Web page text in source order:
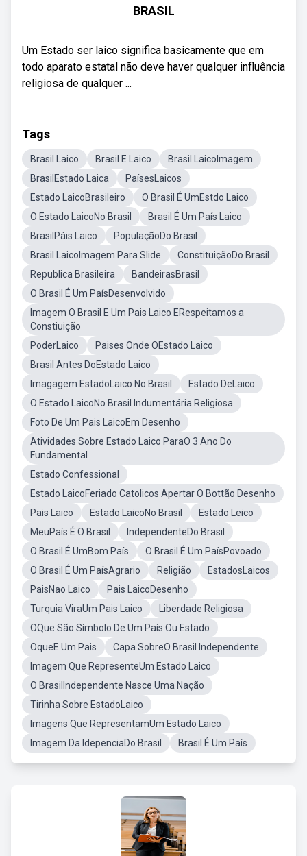
BRASIL
Um Estado ser laico significa basicamente que em
todo aparato estatal não deve haver qualquer influência
religiosa de qualquer ...
Tags
Brasil Laico Brasil E Laico
Brasil LaicoImagem
BrasilEstado Laica
PaísesLaicos
Estado LaicoBrasileiro
O Brasil É UmEstdo Laico
O Estado LaicoNo Brasil
Brasil É Um País Laico
BrasilPáis Laico
PopulaçãoDo Brasil
Brasil LaicoImagem Para Slide
ConstituiçãoDo Brasil
Republica Brasileira
BandeirasBrasil
O Brasil É Um PaísDesenvolvido
Imagem O Brasil E Um Pais Laico ERespeitamos a
Constiuição
PoderLaico
Paises Onde OEstado Laico
Brasil Antes DoEstado Laico
Imagagem EstadoLaico No Brasil
Estado DeLaico
O Estado LaicoNo Brasil Indumentária Religiosa
Foto De Um Pais LaicoEm Desenho
Atividades Sobre Estado Laico ParaO 3 Ano Do
Fundamental
Estado Confessional
Estado LaicoFeriado Catolicos Apertar O Bottão Desenho
Pais Laico
Estado LaicoNo Brasil
Estado Leico
MeuPaís É O Brasil
IndependenteDo Brasil
O Brasil É UmBom País
O Brasil É Um PaísPovoado
O Brasil É Um PaísAgrario
Religião
EstadosLaicos
PaisNao Laico
Pais LaicoDesenho
Turquia ViraUm Pais Laico
Liberdade Religiosa
OQue São Símbolo De Um País Ou Estado
OqueE Um Pais
Capa SobreO Brasil Independente
Imagem Que RepresenteUm Estado Laico
O BrasilIndependente Nasce Uma Nação
Tirinha Sobre EstadoLaico
Imagens Que RepresentamUm Estado Laico
Imagem Da IdepenciaDo Brasil
Brasil É Um País